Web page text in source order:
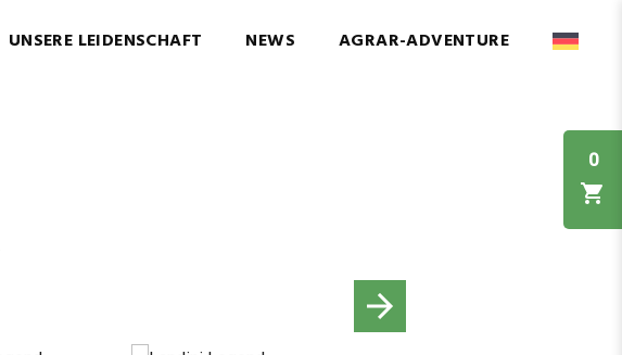
0
UNSERE LEIDENSCHAFT NEWS AGRAR-ADVENTURE